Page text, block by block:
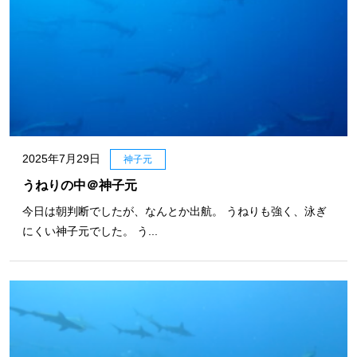
2025年7月29日 神子元
うねりの中＠神子元
今日は朝判断でしたが、なんとか出航。 うねりも強く、泳ぎ
にくい神子元でした。 う...